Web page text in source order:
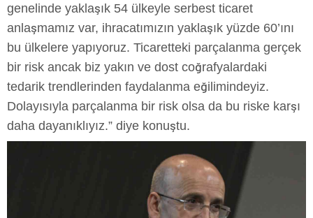
genelinde yaklaşık 54 ülkeyle serbest ticaret
anlaşmamız var, ihracatımızın yaklaşık yüzde 60’ını
bu ülkelere yapıyoruz. Ticaretteki parçalanma gerçek
bir risk ancak biz yakın ve dost coğrafyalardaki
tedarik trendlerinden faydalanma eğilimindeyiz.
Dolayısıyla parçalanma bir risk olsa da bu riske karşı
daha dayanıklıyız.” diye konuştu.